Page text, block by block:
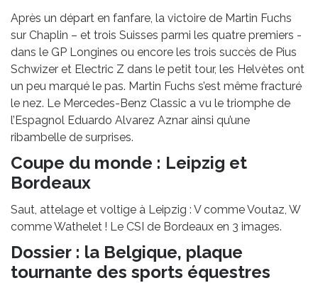
Après un départ en fanfare, la victoire de Martin Fuchs
sur Chaplin – et trois Suisses parmi les quatre premiers -
dans le GP Longines ou encore les trois succès de Pius
Schwizer et Electric Z dans le petit tour, les Helvètes ont
un peu marqué le pas. Martin Fuchs s’est même fracturé
le nez. Le Mercedes-Benz Classic a vu le triomphe de
l’Espagnol Eduardo Alvarez Aznar ainsi qu’une
ribambelle de surprises.
Coupe du monde : Leipzig et
Bordeaux
Saut, attelage et voltige à Leipzig : V comme Voutaz, W
comme Wathelet ! Le CSI de Bordeaux en 3 images.
Dossier : la Belgique, plaque
tournante des sports équestres